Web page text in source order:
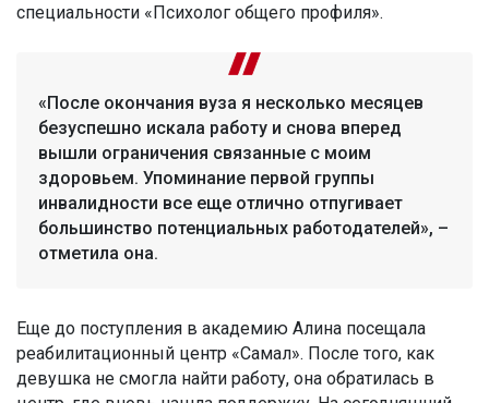
специальности «Психолог общего профиля».
«После окончания вуза я несколько месяцев
безуспешно искала работу и снова вперед
вышли ограничения связанные с моим
здоровьем. Упоминание первой группы
инвалидности все еще отлично отпугивает
большинство потенциальных работодателей», –
отметила она.
Еще до поступления в академию Алина посещала
реабилитационный центр «Самал». После того, как
девушка не смогла найти работу, она обратилась в